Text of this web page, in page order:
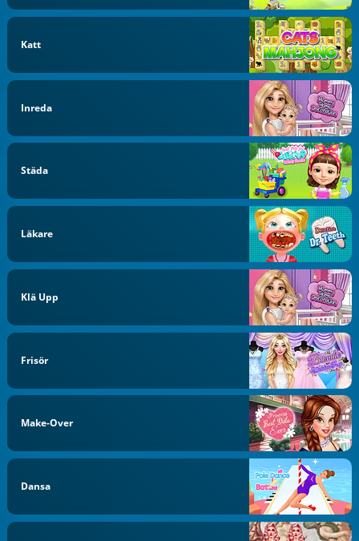
Katt
Inreda
Städa
Läkare
Klä Upp
Frisör
Make-Over
Dansa